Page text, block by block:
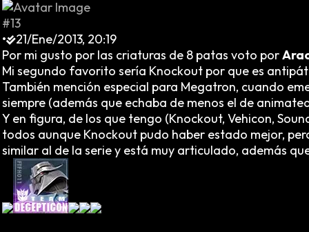
#13
•
21/Ene/2013, 20:19
Por mi gusto por las criaturas de 8 patas voto por
Mi segundo favorito sería Knockout por que es
También mención especial para Megatron, cuando
siempre (además que echaba de menos el de
Y en figura, de los que tengo (Knockout, Vehicon,
todos aunque Knockout pudo haber estado mejor,
similar al de la serie y está muy articulado, además